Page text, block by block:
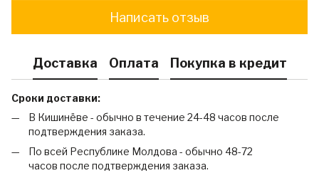
Написать отзыв
Доставка Оплата Покупка в кредит
Сроки доставки:
В Кишинёве - обычно в течение 24-48 часов после
подтверждения заказа.
По всей Республике Молдова - обычно 48-72
часов после подтверждения заказа.